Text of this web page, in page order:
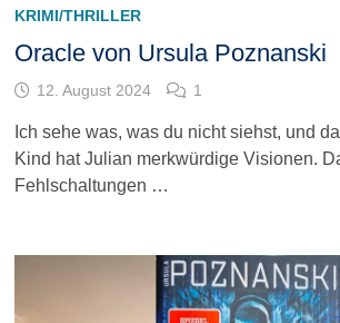
KRIMI/THRILLER
Oracle von Ursula Poznanski
12. August 2024 1
Ich sehe was, was du nicht siehst, und
Kind hat Julian merkwürdige Visionen.
Fehlschaltungen …